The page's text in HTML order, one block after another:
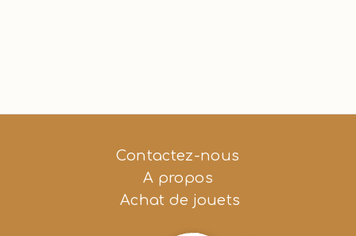
Contactez-nous
A propos
Achat de jouets